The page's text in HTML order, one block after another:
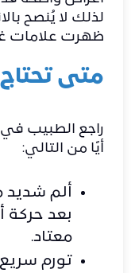
لذلك لا يُنصح
ظهرت علامات
متى تحتاج
راجع الطبيب
أيًا من التالي:
ألم
بعد حركة
معتاد.
تورم